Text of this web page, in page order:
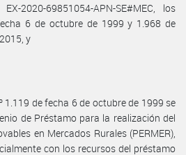
2020-69851054-APN-SE#MEC, los
6 de octubre de 1999 y 1.968 de
y
1.119 de fecha 6 de octubre de 1999 se
de Préstamo para la realización del
en Mercados Rurales (PERMER),
con los recursos del préstamo